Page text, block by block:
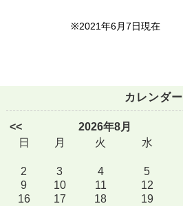
※2021年6月7日現在
カレンダー
<<
2026年8月
日
月 火 水
2
3 4 5
9
10 11 12
16
17 18 19